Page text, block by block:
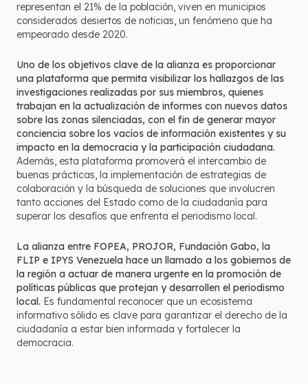
representan el 21% de la población, viven en municipios
considerados desiertos de noticias, un fenómeno que ha
empeorado desde 2020.
Uno de los objetivos clave de la alianza es proporcionar
una plataforma que permita visibilizar los hallazgos de las
investigaciones realizadas por sus miembros, quienes
trabajan en la actualización de informes con nuevos datos
sobre las zonas silenciadas, con el fin de generar mayor
conciencia sobre los vacíos de información existentes y su
impacto en la democracia y la participación ciudadana.
Además, esta plataforma promoverá el intercambio de
buenas prácticas, la implementación de estrategias de
colaboración y la búsqueda de soluciones que involucren
tanto acciones del Estado como de la ciudadanía para
superar los desafíos que enfrenta el periodismo local.
La alianza entre FOPEA, PROJOR, Fundación Gabo, la
FLIP e IPYS Venezuela hace un llamado a los gobiernos de
la región a actuar de manera urgente en la promoción de
políticas públicas que protejan y desarrollen el periodismo
local. Es fundamental reconocer que un ecosistema
informativo sólido es clave para garantizar el derecho de la
ciudadanía a estar bien informada y fortalecer la
democracia.